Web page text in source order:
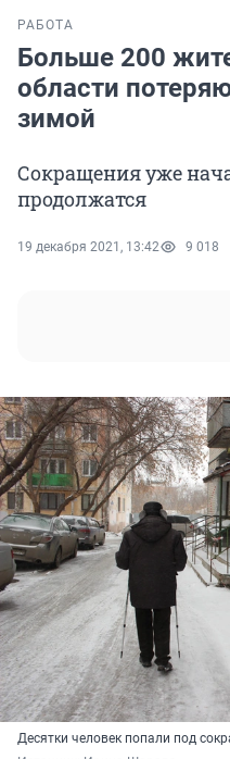
РАБОТА
Больше 200
области
зимой
Сокращения уже
продолжатся
19 декабря 2021, 13:42 9 018
Десятки человек попали под